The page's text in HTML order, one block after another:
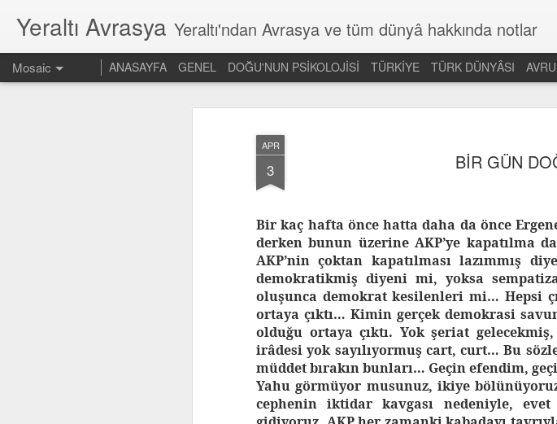
APR
3 BİR GÜN
Bir kaç hafta önce hatta daha da önce
derken bunun üzerine AKP’ye kapatılma
AKP’nin çoktan kapatılması lazımmış
demokratikmiş diyeni mi, yoksa
oluşunca demokrat kesilenleri mi… Hepsi
ortaya çıktı… Kimin gerçek demokrasi
olduğu ortaya çıktı. Yok şeriat
irâdesi yok sayılıyormuş cart, curt… Bu
müddet bırakın bunları… Geçin efendim,
Yahu görmüyor musunuz, ikiye
cephenin iktidar kavgası nedeniyle,
Yeraltı Avrasya Yeraltı'ndan Avrasya ve tüm dünyâ hakkında notlar
Mosaic ANASAYFA GENEL DOĞU'NUN PSİKOLOJİSİ TÜRKİYE TÜRK DÜNYÂSI